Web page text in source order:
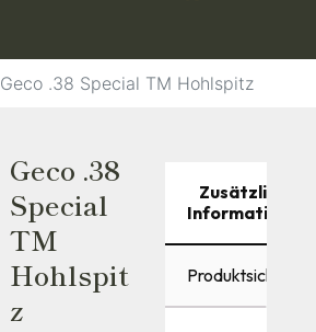
Geco .38 Special TM Hohlspitz
Geco .38
Special
TM
Hohlspit
Z
Zusätzliche
Informationen